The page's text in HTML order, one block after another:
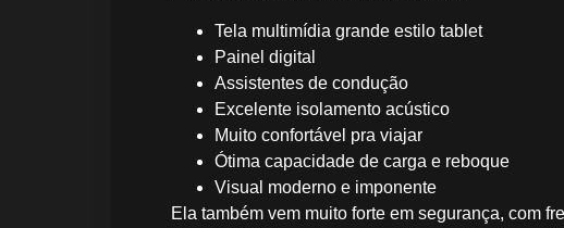
Tela multimídia grande estilo tablet
Painel digital
Assistentes de condução
Excelente isolamento acústico
Muito confortável pra viajar
Ótima capacidade de carga e reboque
Visual moderno e imponente
Ela também vem muito forte em segurança, com